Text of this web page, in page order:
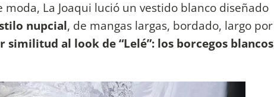
La Joaqui lució un vestido blanco diseñado
nupcial, de mangas largas, bordado, largo por
similitud al look de “Lelé”: los borcegos blancos